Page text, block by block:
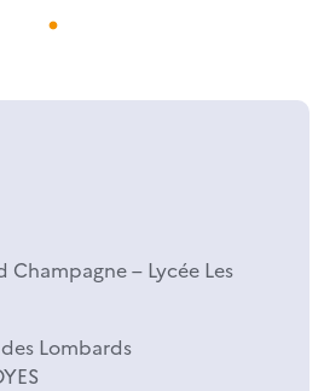
Champagne – Lycée Les
Lombards